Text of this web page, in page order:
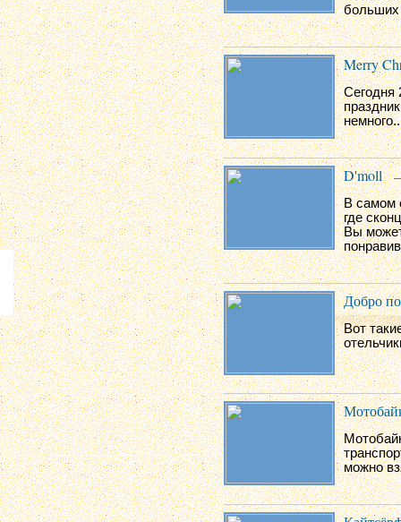
больших
Merry
Сегодня
D'moll
В самом
где
Вы
Добро
Вот
можно